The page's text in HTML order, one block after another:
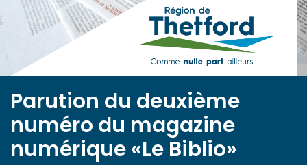
Parution du deuxième
numéro du magazine
numérique «Le Biblio»